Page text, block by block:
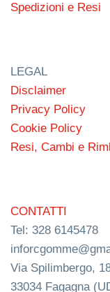
Spedizioni e Resi
LEGAL
Disclaimer
Privacy Policy
Cookie Policy
Resi, Cambi e
CONTATTI
Tel: 328 6145478
Via Spilimbergo,
33034 Fagagna